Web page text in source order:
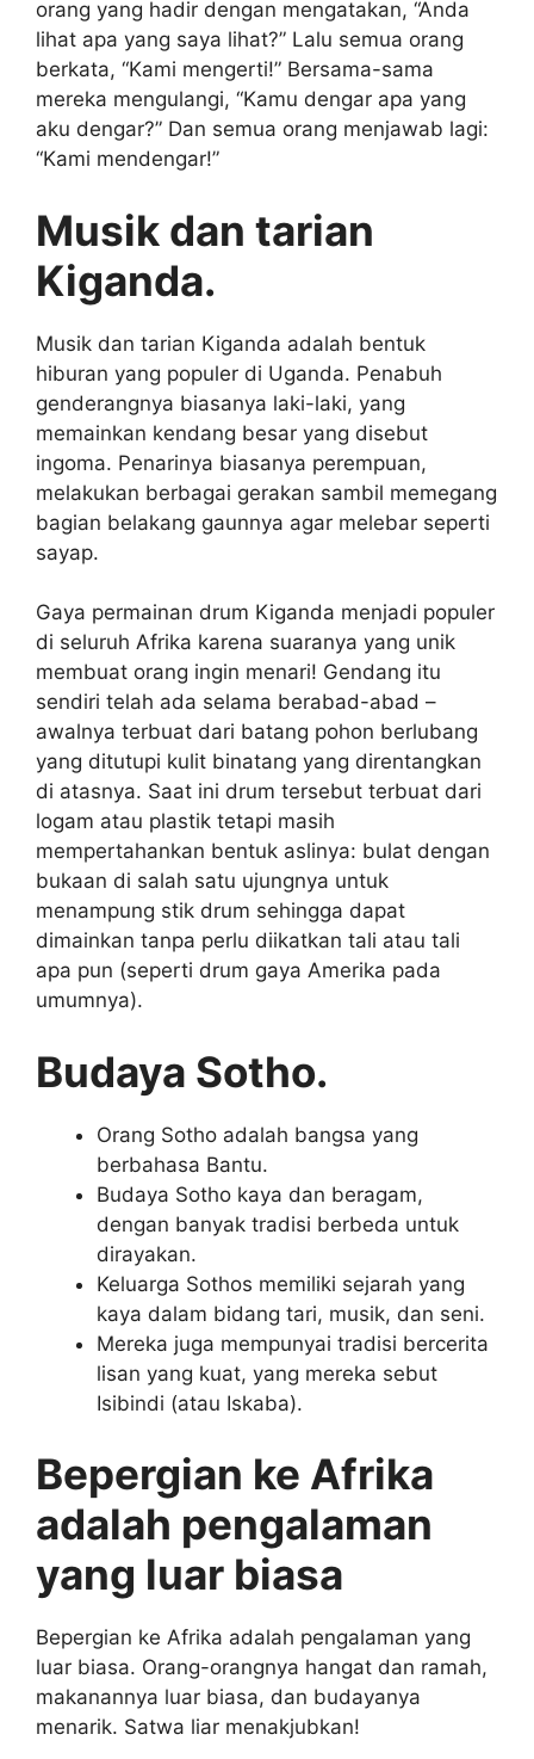
orang yang hadir dengan mengatakan, “Anda
lihat apa yang saya lihat?” Lalu semua orang
berkata, “Kami mengerti!” Bersama-sama
mereka mengulangi, “Kamu dengar apa yang
aku dengar?” Dan semua orang menjawab lagi:
“Kami mendengar!”
Musik dan tarian
Kiganda.
Musik dan tarian Kiganda adalah bentuk
hiburan yang populer di Uganda. Penabuh
genderangnya biasanya laki-laki, yang
memainkan kendang besar yang disebut
ingoma. Penarinya biasanya perempuan,
melakukan berbagai gerakan sambil memegang
bagian belakang gaunnya agar melebar seperti
sayap.
Gaya permainan drum Kiganda menjadi populer
di seluruh Afrika karena suaranya yang unik
membuat orang ingin menari! Gendang itu
sendiri telah ada selama berabad-abad –
awalnya terbuat dari batang pohon berlubang
yang ditutupi kulit binatang yang direntangkan
di atasnya. Saat ini drum tersebut terbuat dari
logam atau plastik tetapi masih
mempertahankan bentuk aslinya: bulat dengan
bukaan di salah satu ujungnya untuk
menampung stik drum sehingga dapat
dimainkan tanpa perlu diikatkan tali atau tali
apa pun (seperti drum gaya Amerika pada
umumnya).
Budaya Sotho.
Orang Sotho adalah bangsa yang
berbahasa Bantu.
Budaya Sotho kaya dan beragam,
dengan banyak tradisi berbeda untuk
dirayakan.
Keluarga Sothos memiliki sejarah yang
kaya dalam bidang tari, musik, dan seni.
Mereka juga mempunyai tradisi bercerita
lisan yang kuat, yang mereka sebut
Isibindi (atau Iskaba).
Bepergian ke Afrika
adalah pengalaman
yang luar biasa
Bepergian ke Afrika adalah pengalaman yang
luar biasa. Orang-orangnya hangat dan ramah,
makanannya luar biasa, dan budayanya
menarik. Satwa liar menakjubkan!